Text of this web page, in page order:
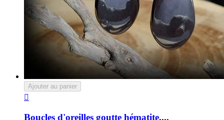
Ajouter au panier

Boucles d'oreilles goutte hématite,...